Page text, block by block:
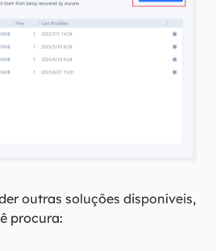
outras soluções disponíveis,
procura: